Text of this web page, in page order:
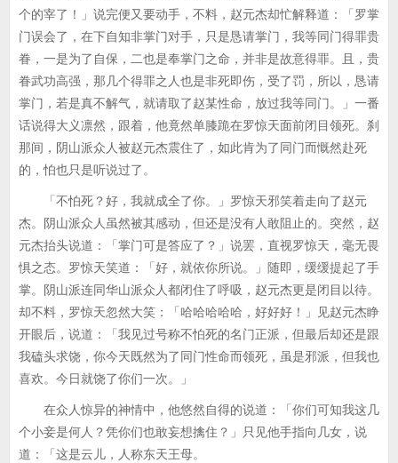
个的宰了！」说完便又要动手，不料，赵元杰却忙解释道：「罗掌
门误会了，在下自知非掌门对手，只是恳请掌门，我等同门得罪贵
眷，一是为了自保，二也是奉掌门之命，并非是故意得罪。且，贵
眷武功高强，那几个得罪之人也是非死即伤，受了罚，所以，恳请
掌门，若是真不解气，就请取了赵某性命，放过我等同门。」一番
话说得大义凛然，跟着，他竟然单膝跪在罗惊天面前闭目领死。刹
那间，阴山派众人被赵元杰震住了，如此肯为了同门而慨然赴死
的，怕也只是听说过了。
「不怕死？好，我就成全了你。」罗惊天邪笑着走向了赵元
杰。阴山派众人虽然被其感动，但还是没有人敢阻止的。突然，赵
元杰抬头说道：「掌门可是答应了？」说罢，直视罗惊天，毫无畏
惧之态。罗惊天笑道：「好，就依你所说。」随即，缓缓提起了手
掌。阴山派连同华山派众人都闭住了呼吸，赵元杰更是闭目以待。
却不料，罗惊天忽然大笑：「哈哈哈哈哈，好好好！」见赵元杰睁
开眼后，说道：「我见过号称不怕死的名门正派，但最后却还是跟
我磕头求饶，你今天既然为了同门性命而领死，虽是邪派，但我也
喜欢。今日就饶了你们一次。」
在众人惊异的神情中，他悠然自得的说道：「你们可知我这几
个小妾是何人？凭你们也敢妄想擒住？」只见他手指向几女，说
道：「这是云儿，人称东天王母。